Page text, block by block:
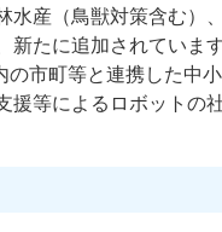
水産（鳥獣対策含む）
たに追加されています
市町等と連携した中
等によるロボットの